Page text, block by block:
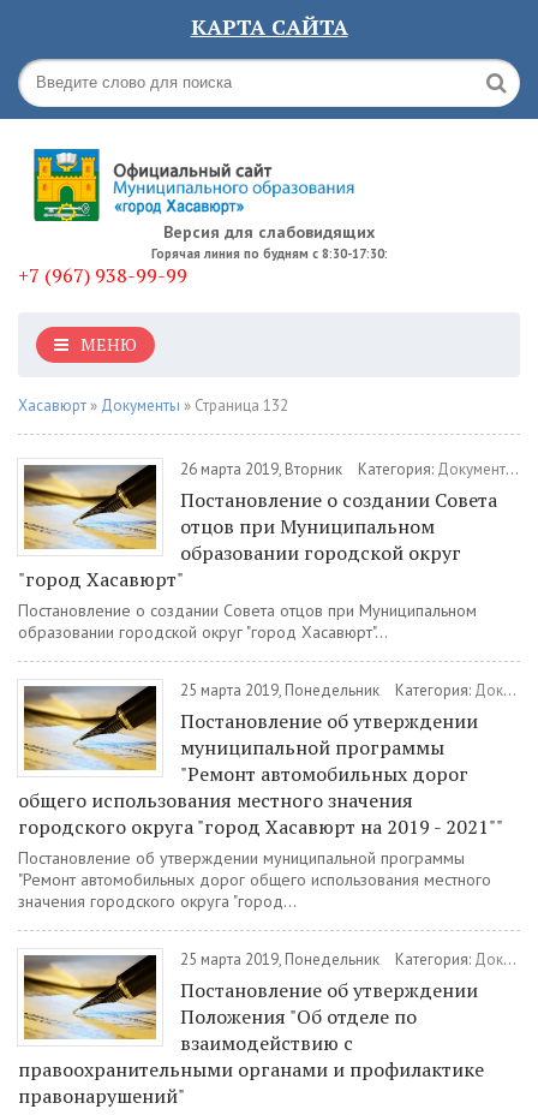
КАРТА САЙТА
Версия для слабовидящих
Горячая линия по будням с 8:30-17:30:
+7 (967) 938-99-99
МЕНЮ
Хасавюрт » Документы » Страница 132
26 марта 2019, Вторник Категория: Документы /
Постановление о создании Совета
отцов при Муниципальном
образовании городской округ
"город Хасавюрт"
Постановление о создании Совета отцов при Муниципальном
образовании городской округ "город Хасавюрт"...
25 марта 2019, Понедельник Категория: Документы
Постановление об утверждении
муниципальной программы
"Ремонт автомобильных дорог
общего использования местного значения
городского округа "город Хасавюрт на 2019 - 2021""
Постановление об утверждении муниципальной программы
"Ремонт автомобильных дорог общего использования местного
значения городского округа "город...
25 марта 2019, Понедельник Категория: Документы
Постановление об утверждении
Положения "Об отделе по
взаимодействию с
правоохранительными органами и профилактике
правонарушений"